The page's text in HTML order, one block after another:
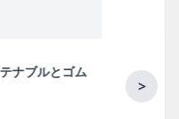
>
トリー／単品